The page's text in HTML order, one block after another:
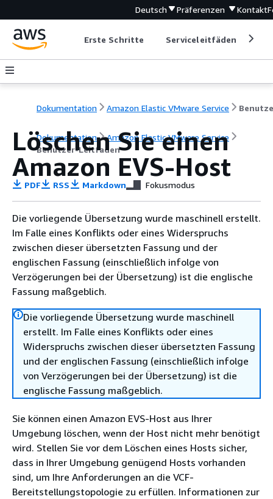
Deutsch Präferenzen Kontakt
Erste Schritte Serviceleitfäden
Dokumentation Amazon Elastic VMware Service
Dokumentation
Amazon Elastic VMware Service
Benutzer-Leitfaden
Löschen Sie einen
Amazon EVS-Host
PDF RSS Markdown Fokusmodus
Die vorliegende Übersetzung wurde maschinell erstellt.
Im Falle eines Konflikts oder eines Widerspruchs
zwischen dieser übersetzten Fassung und der
englischen Fassung (einschließlich infolge von
Verzögerungen bei der Übersetzung) ist die englische
Fassung maßgeblich.
Die vorliegende Übersetzung wurde maschinell
erstellt. Im Falle eines Konflikts oder eines
Widerspruchs zwischen dieser übersetzten Fassung
und der englischen Fassung (einschließlich infolge
von Verzögerungen bei der Übersetzung) ist die
englische Fassung maßgeblich.
Sie können einen Amazon EVS-Host aus Ihrer
Umgebung löschen, wenn der Host nicht mehr benötigt
wird. Stellen Sie vor dem Löschen eines Hosts sicher,
dass in Ihrer Umgebung genügend Hosts vorhanden
sind, um Ihre Anforderungen an die VCF-
Bereitstellungstopologie zu erfüllen. Informationen zur